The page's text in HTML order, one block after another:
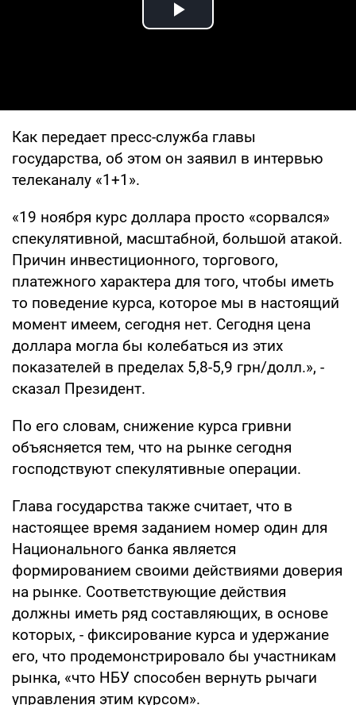
Play Video
Как передает пресс-служба главы
государства, об этом он заявил в интервью
телеканалу «1+1».
«19 ноября курс доллара просто «сорвался»
спекулятивной, масштабной, большой атакой.
Причин инвестиционного, торгового,
платежного характера для того, чтобы иметь
то поведение курса, которое мы в настоящий
момент имеем, сегодня нет. Сегодня цена
доллара могла бы колебаться из этих
показателей в пределах 5,8-5,9 грн/долл.», -
сказал Президент.
По его словам, снижение курса гривни
объясняется тем, что на рынке сегодня
господствуют спекулятивные операции.
Глава государства также считает, что в
настоящее время заданием номер один для
Национального банка является
формированием своими действиями доверия
на рынке. Соответствующие действия
должны иметь ряд составляющих, в основе
которых, - фиксирование курса и удержание
его, что продемонстрировало бы участникам
рынка, «что НБУ способен вернуть рычаги
управления этим курсом».